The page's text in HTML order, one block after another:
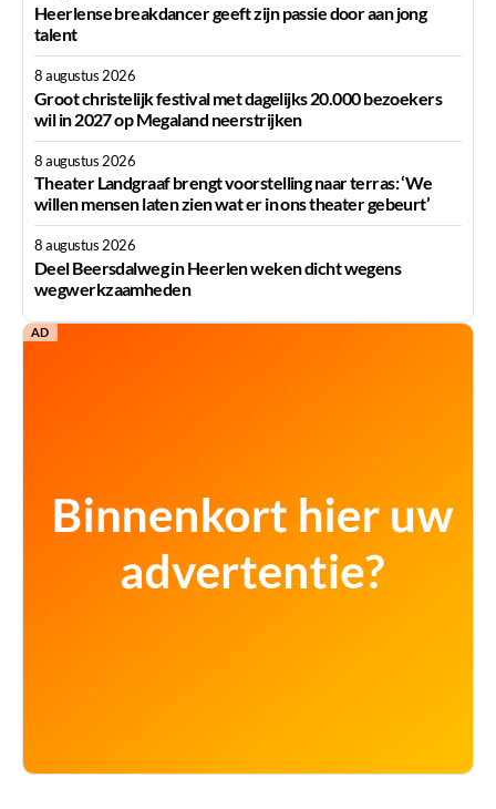
Heerlense breakdancer geeft zijn passie door aan jong
talent
8 augustus 2026
Groot christelijk festival met dagelijks 20.000 bezoekers
wil in 2027 op Megaland neerstrijken
8 augustus 2026
Theater Landgraaf brengt voorstelling naar terras: ‘We
willen mensen laten zien wat er in ons theater gebeurt’
8 augustus 2026
Deel Beersdalweg in Heerlen weken dicht wegens
wegwerkzaamheden
AD